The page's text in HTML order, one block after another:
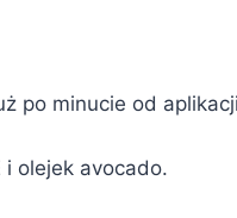
po minucie od
olejek avocado.